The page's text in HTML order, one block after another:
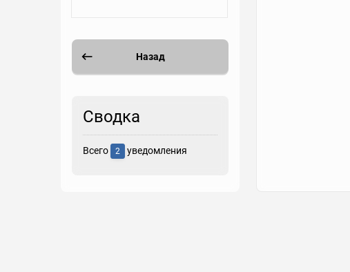
Назад
Сводка
Всего 2 уведомления